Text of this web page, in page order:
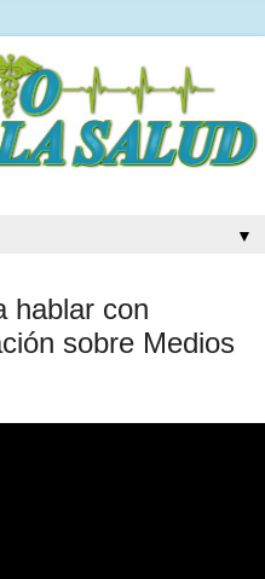
▼
hablar con
sobre Medios